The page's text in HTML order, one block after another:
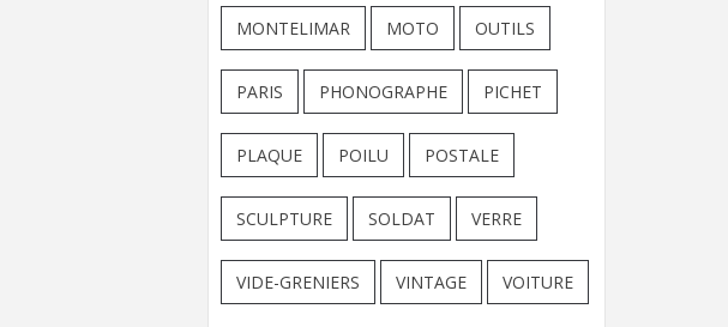
MONTELIMAR MOTO OUTILS
PARIS PHONOGRAPHE PICHET
PLAQUE POILU POSTALE
SCULPTURE SOLDAT VERRE
VIDE-GRENIERS VINTAGE VOITURE